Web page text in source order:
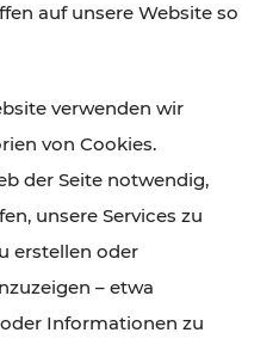
das Burgenland
Gastronomie,
– viele
Ticket- und Fahrplan-
schnell erreichbar.
auf unsere Website so
verwenden wir
von Cookies.
der Seite notwendig,
unsere Services zu
erstellen oder
– etwa
Informationen zu